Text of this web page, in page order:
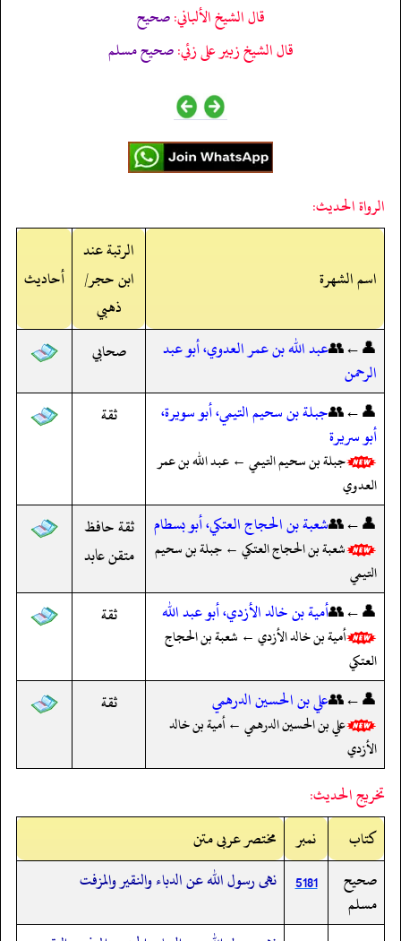
قال الشيخ الألباني:صحيح
قال الشيخ زبير على زئي:صحيح مسلم
الرواة الحديث:
اسم الشهرة
الرتبة عند
ابن حجر/
ذهبي
أحاديث
👤←👥عبد الله بن عمر العدوي، أبو عبد
الرحمن
صحابي
👤←👥جبلة بن سحيم التيمي، أبو سويرة،
أبو سريرة
جبلة بن سحيم التيمي ← عبد الله بن عمر
العدوي
ثقة
👤←👥شعبة بن الحجاج العتكي، أبو بسطام
شعبة بن الحجاج العتكي ← جبلة بن سحيم
التيمي
ثقة حافظ
متقن عابد
👤←👥أمية بن خالد الأزدي، أبو عبد الله
أمية بن خالد الأزدي ← شعبة بن الحجاج
العتكي
ثقة
👤←👥علي بن الحسين الدرهمي
علي بن الحسين الدرهمي ← أمية بن خالد
الأزدي
ثقة
تخريج الحديث:
کتاب
نمبر
مختصر عربی متن
صحيح
مسلم
5181 نهى رسول الله عن الدباء والنقير والمزفت